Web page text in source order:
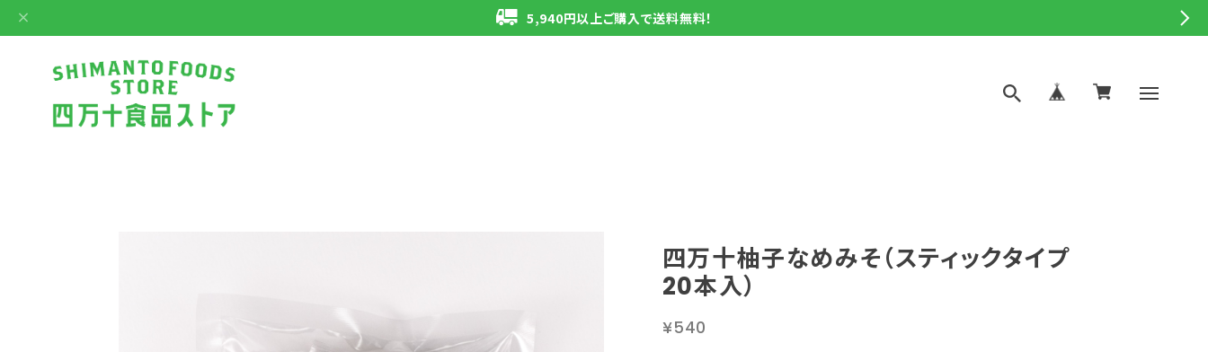
5,940円以上ご購入で送料無料！
四万十柚子なめみそ（スティックタイプ
20本入）
¥540